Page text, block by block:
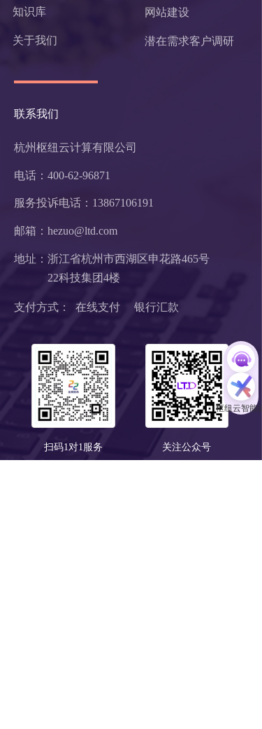
联系我们
杭州枢纽云计算有限公司
电话：400-62-96871
邮箱：hezuo@ltd.com
地址：浙江省杭州市西湖区申花路465号
支付方式：  在线支付     银行汇款
扫码1对1服务 关注公众号
知识库 网站建设
关于我们
服务投诉电话： 13867106191
潜在需求客户调研
22科技集团4楼